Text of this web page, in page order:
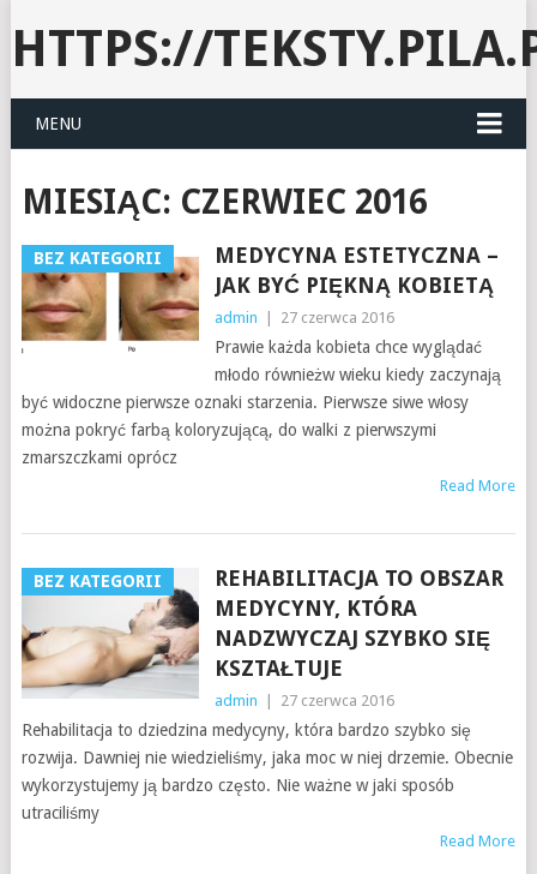
HTTPS://
MENU
MIESIĄC: CZERWIEC 2016
BEZ KATEGORII
MEDYCYNA ESTETYCZNA –
JAK BYĆ PIĘKNĄ KOBIETĄ
admin 27 czerwca 2016
Prawie każda kobieta chce wyglądać
młodo równieżw wieku kiedy zaczynają
być widoczne pierwsze oznaki starzenia. Pierwsze siwe włosy
można pokryć farbą koloryzującą, do walki z pierwszymi
zmarszczkami oprócz
Read More
BEZ KATEGORII
REHABILITACJA TO OBSZAR
MEDYCYNY, KTÓRA
NADZWYCZAJ SZYBKO SIĘ
KSZTAŁTUJE
admin 27 czerwca 2016
Rehabilitacja to dziedzina medycyny, która bardzo szybko się
rozwija. Dawniej nie wiedzieliśmy, jaka moc w niej drzemie. Obecnie
wykorzystujemy ją bardzo często. Nie ważne w jaki sposób
utraciliśmy
Read More